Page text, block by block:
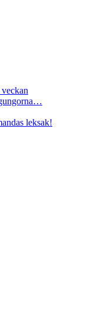
leksak!